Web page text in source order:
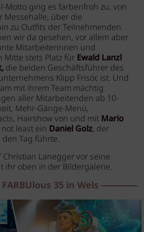
Motto ging es farbenfroh zu, von
Messehalle, über die
zu Outfits der Teilnehmenden.
wir da gesehen, vor allem aber
Mitarbeiterinnen und
Mitte stets Platz für Ewald Lanzl
die beiden Geschäftsführer des
Klipp Frisör, ist. Und
mit ihrem Team mächtig
aller Mitarbeitenden ab 10-
Mehr-Gänge-Menü,
Hairshow von und mit Mario
least ein Daniel Golz, der
Tag führte.
Lanegger vor seine
ihr oben in der Bildergalerie.
35 in Wels